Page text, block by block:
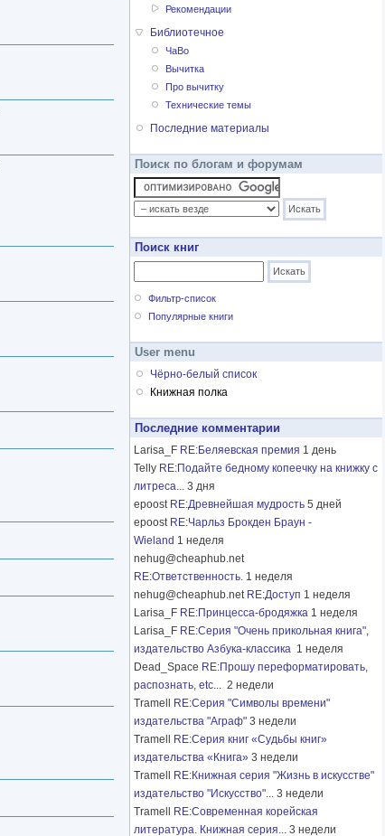
Рекомендации
Библиотечное
ЧаВо
Вычитка
Про вычитку
Технические темы
Последние материалы
Поиск по блогам и форумам
Поиск книг
Фильтр-список
Популярные книги
User menu
Чёрно-белый список
Книжная полка
Последние комментарии
Larisa_F RE:Беляевская премия 1 день
Telly RE:Подайте бедному копеечку на книжку с
литреса... 3 дня
epoost RE:Древнейшая мудрость 5 дней
epoost RE:Чарльз Брокден Браун -
Wieland 1 неделя
nehug@cheaphub.net
RE:Ответственность. 1 неделя
nehug@cheaphub.net RE:Доступ 1 неделя
Larisa_F RE:Принцесса-бродяжка 1 неделя
Larisa_F RE:Серия "Очень прикольная книга",
издательство Азбука-классика 1 неделя
Dead_Space RE:Прошу переформатировать,
распознать, etc... 2 недели
Tramell
RE:Серия "Символы времени"
издательства "Аграф" 3 недели
Tramell
RE:Серия книг «Судьбы книг»
издательства «Книга» 3 недели
Tramell
RE:Книжная серия "Жизнь в искусстве"
издательство "Искусство"... 3 недели
Tramell
RE:Современная корейская
литература. Книжная серия... 3 недели